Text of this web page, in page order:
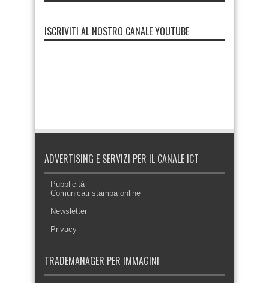
ISCRIVITI AL NOSTRO CANALE YOUTUBE
ADVERTISING E SERVIZI PER IL CANALE ICT
Pubblicità
Comunicati stampa online
Newsletter
Privacy
TRADEMANAGER PER IMMAGINI